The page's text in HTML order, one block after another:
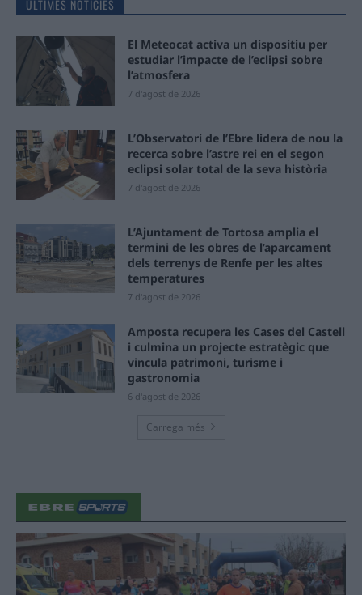
ÚLTIMES NOTÍCIES
El Meteocat activa un dispositiu per
estudiar l’impacte de l’eclipsi sobre
l’atmosfera
7 d'agost de 2026
L’Observatori de l’Ebre lidera de nou la
recerca sobre l’astre rei en el segon
eclipsi solar total de la seva història
7 d'agost de 2026
L’Ajuntament de Tortosa amplia el
termini de les obres de l’aparcament
dels terrenys de Renfe per les altes
temperatures
7 d'agost de 2026
Amposta recupera les Cases del Castell
i culmina un projecte estratègic que
vincula patrimoni, turisme i
gastronomia
6 d'agost de 2026
Carrega més